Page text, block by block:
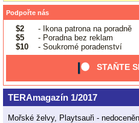
Podpořte nás
$2
- Ikona patrona na poradně
$5
- Poradna bez reklam
$10
- Soukromé poradenství
STAŇTE
TERAmagazín 1/2017
Mořské želvy, Playtsauři -